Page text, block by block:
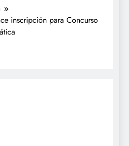
inscripción para Concurso